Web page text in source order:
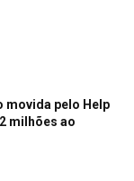
movida pelo Help
milhões ao